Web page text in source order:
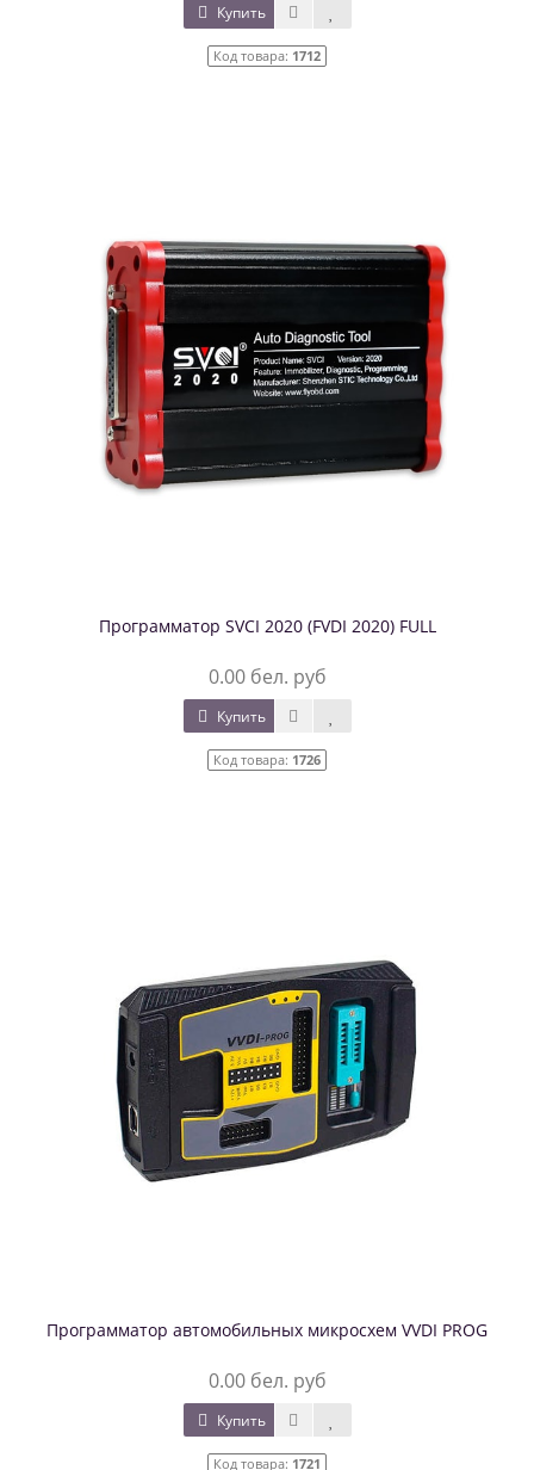
Купить
Код товара: 1712
Программатор SVCI 2020 (FVDI 2020) FULL
0.00 бел. руб
Купить
Код товара: 1726
Программатор автомобильных микросхем VVDI PROG
0.00 бел. руб
Купить
Код товара: 1721